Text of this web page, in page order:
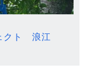
クト 浪江